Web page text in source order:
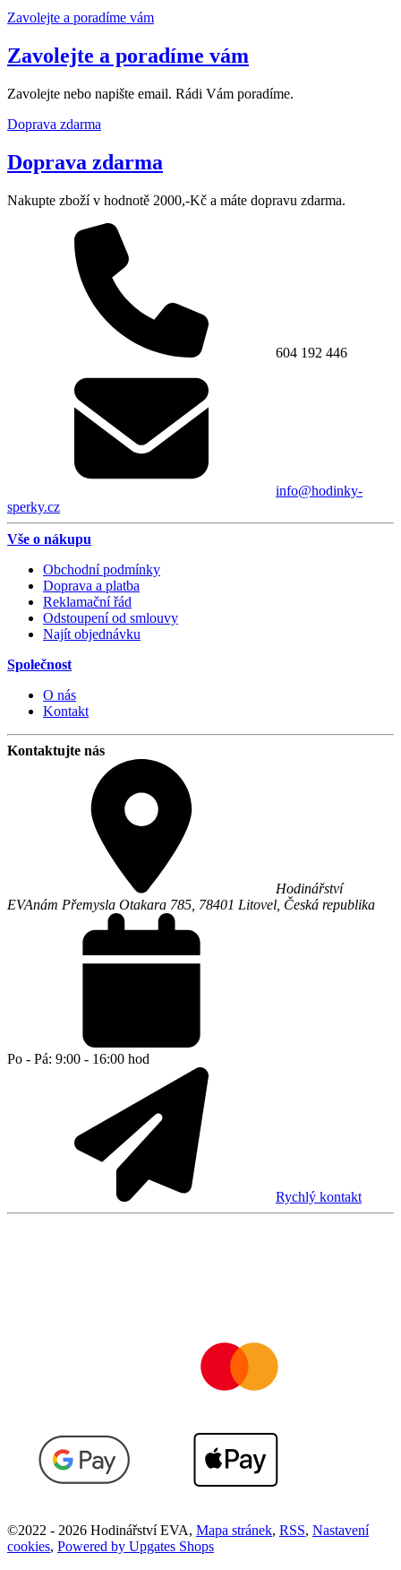
Zavolejte a poradíme vám
Zavolejte a poradíme vám
Zavolejte nebo napište email. Rádi Vám poradíme.
Doprava zdarma
Doprava zdarma
Nakupte zboží v hodnotě 2000,-Kč a máte dopravu zdarma.
604 192 446
info@hodinky-
sperky.cz
Vše o nákupu
Obchodní podmínky
Doprava a platba
Reklamační řád
Odstoupení od smlouvy
Najít objednávku
Společnost
O nás
Kontakt
Kontaktujte nás
Hodinářství
EVAnám Přemysla Otakara 785, 78401 Litovel Česká republika
Po - Pá: 9:00 - 16:00 hod
Rychlý kontakt
©2022 - 2026 Hodinářství EVA, Mapa stránek, RSS, Nastavení
cookies, Powered by Upgates Shops